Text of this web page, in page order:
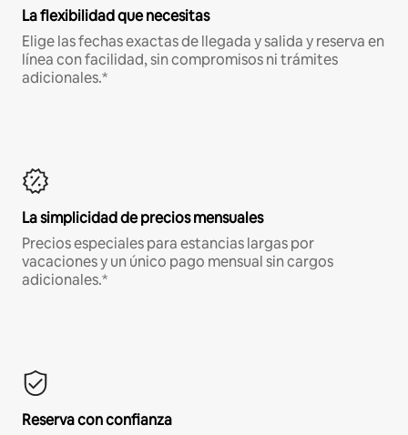
La flexibilidad que necesitas
Elige las fechas exactas de llegada y salida y reserva en
línea con facilidad, sin compromisos ni trámites
adicionales.*
La simplicidad de precios mensuales
Precios especiales para estancias largas por
vacaciones y un único pago mensual sin cargos
adicionales.*
Reserva con confianza